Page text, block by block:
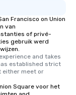
Francisco on Union
van
of privé-
gebruik werd
and takes
established strict
either meet or
Square voor het